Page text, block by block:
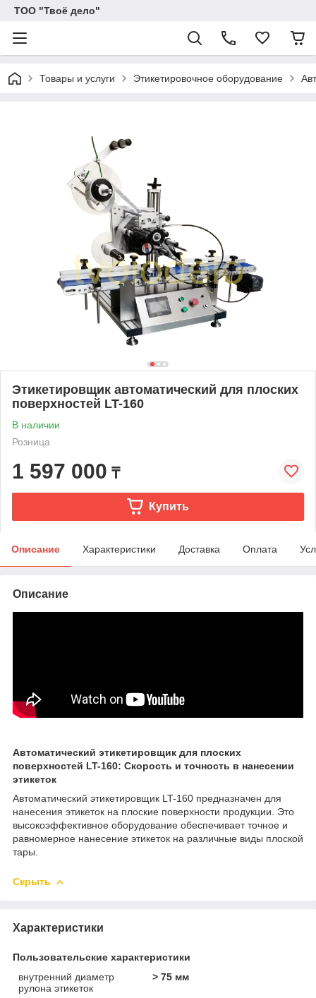
ТОО "Твоё дело"
Товары и услуги Этикетировочное оборудование
Этикетировщик автоматический для плоских
поверхностей LT-160
В наличии
Розница
1 597 000 ₸
Купить
Описание Характеристики Доставка Оплата
Описание
Автоматический этикетировщик для плоских
поверхностей LT-160: Скорость и точность в нанесении
этикеток
Автоматический этикетировщик LT-160 предназначен для
нанесения этикеток на плоские поверхности продукции. Это
высокоэффективное оборудование обеспечивает точное и
равномерное нанесение этикеток на различные виды плоской
тары.
Скрыть
Характеристики
Пользовательские характеристики
внутренний диаметр
рулона этикеток
> 75 мм